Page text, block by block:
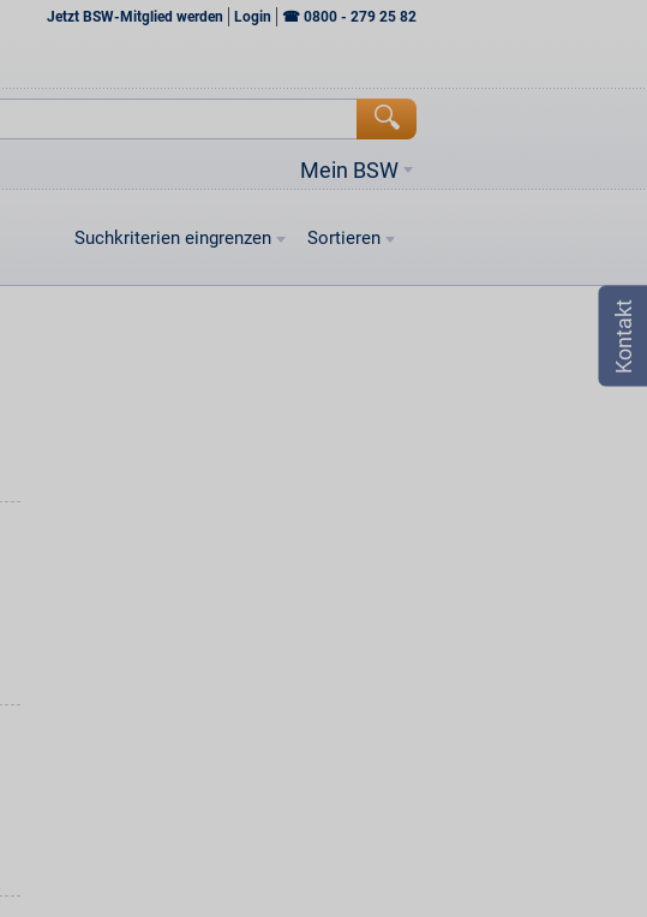
Jetzt BSW-Mitglied werden Login ☎ 0800 - 279 25 82
Mein BSW
Suchkriterien eingrenzen Sortieren